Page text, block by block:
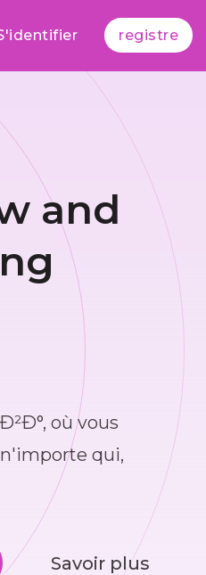
registre
and
où vous
qui,
Savoir plus